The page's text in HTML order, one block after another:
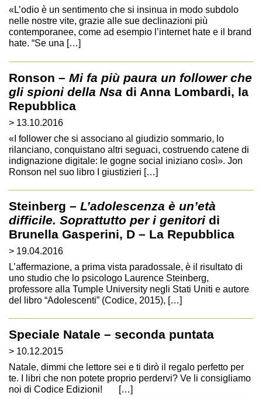
«L’odio è un sentimento che si insinua in modo subdolo
nelle nostre vite, grazie alle sue declinazioni più
contemporanee, come ad esempio l’internet hate e il brand
hate. “Se una […]
Ronson – Mi fa più paura un follower che
gli spioni della Nsa di Anna Lombardi, la
Repubblica
> 13.10.2016
«I follower che si associano al giudizio sommario, lo
rilanciano, conquistano altri seguaci, costruendo catene di
indignazione digitale: le gogne social iniziano così». Jon
Ronson nel suo libro I giustizieri […]
Steinberg – L’adolescenza è un’età
difficile. Soprattutto per i genitori di
Brunella Gasperini, D – La Repubblica
> 19.04.2016
L’affermazione, a prima vista paradossale, è il risultato di
uno studio che lo psicologo Laurence Steinberg,
professore alla Tumple University negli Stati Uniti e autore
del libro “Adolescenti” (Codice, 2015), […]
Speciale Natale – seconda puntata
> 10.12.2015
Natale, dimmi che lettore sei e ti dirò il regalo perfetto per
te. I libri che non potete proprio perdervi? Ve li consigliamo
noi di Codice Edizioni! […]